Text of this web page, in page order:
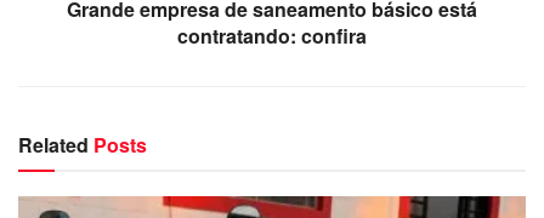
Grande empresa de saneamento básico está
contratando: confira
Related Posts